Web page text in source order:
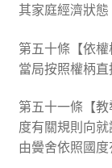
其家庭經濟狀態
第五十條【依
當局按照權柄
第五十一條【
度有關規則向
由黌舍依照國度